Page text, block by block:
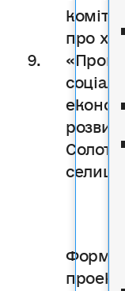
9.
про
розвитку
проекту